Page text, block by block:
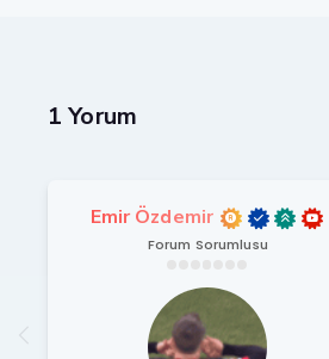
1 Yorum
Emir Özdemir
Forum Sorumlusu